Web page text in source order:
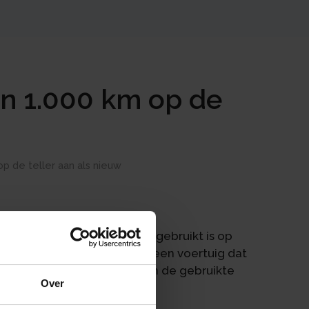
Over
1.000 km op de
de teller aan als nieuw
of het voertuig nieuw of gebruikt is op
Een nieuw voertuig is een voertuig dat
gebruikt. De bewijslast van de gebruikte